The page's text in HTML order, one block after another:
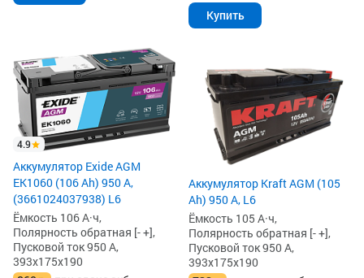
Купить
4.9
Аккумулятор Exide AGM
EK1060 (106 Ah) 950 А,
(3661024037938) L6
Ёмкость 106 А·ч,
Полярность обратная [- +],
Пусковой ток 950 А,
393x175x190
Аккумулятор Kraft AGM (105
Ah) 950 А, L6
Ёмкость 105 А·ч,
Полярность обратная [- +],
Пусковой ток 950 А,
393x175x190